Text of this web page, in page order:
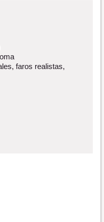
faros realistas,